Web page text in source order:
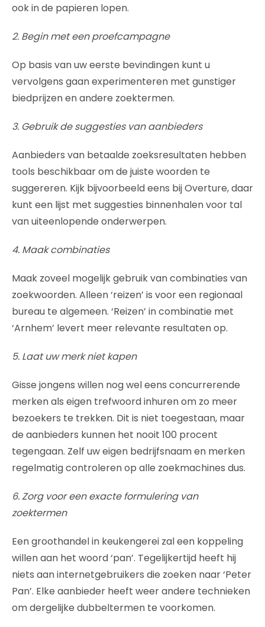
ook in de papieren lopen.
2. Begin met een proefcampagne
Op basis van uw eerste bevindingen kunt u
vervolgens gaan experimenteren met gunstiger
biedprijzen en andere zoektermen.
3. Gebruik de suggesties van aanbieders
Aanbieders van betaalde zoeksresultaten hebben
tools beschikbaar om de juiste woorden te
suggereren. Kijk bijvoorbeeld eens bij Overture, daar
kunt een lijst met suggesties binnenhalen voor tal
van uiteenlopende onderwerpen.
4. Maak combinaties
Maak zoveel mogelijk gebruik van combinaties van
zoekwoorden. Alleen ‘reizen’ is voor een regionaal
bureau te algemeen. ‘Reizen’ in combinatie met
‘Arnhem’ levert meer relevante resultaten op.
5. Laat uw merk niet kapen
Gisse jongens willen nog wel eens concurrerende
merken als eigen trefwoord inhuren om zo meer
bezoekers te trekken. Dit is niet toegestaan, maar
de aanbieders kunnen het nooit 100 procent
tegengaan. Zelf uw eigen bedrijfsnaam en merken
regelmatig controleren op alle zoekmachines dus.
6. Zorg voor een exacte formulering van
zoektermen
Een groothandel in keukengerei zal een koppeling
willen aan het woord ‘pan’. Tegelijkertijd heeft hij
niets aan internetgebruikers die zoeken naar ‘Peter
Pan’. Elke aanbieder heeft weer andere technieken
om dergelijke dubbeltermen te voorkomen.